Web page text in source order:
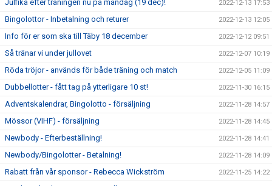
Julfika efter träningen nu på måndag (19 dec)! 2022-12-13 17:53
Bingolottor - Inbetalning och returer 2022-12-13 12:05
Info för er som ska till Täby 18 december 2022-12-12 09:51
Så tränar vi under jullovet 2022-12-07 10:19
Röda tröjor - används för både träning och match 2022-12-05 11:09
Dubbellotter - fått tag på ytterligare 10 st! 2022-11-30 16:15
Adventskalendrar, Bingolotto - försäljning 2022-11-28 14:57
Mössor (VIHF) - försäljning 2022-11-28 14:45
Newbody - Efterbeställning! 2022-11-28 14:41
Newbody/Bingolotter - Betalning! 2022-11-28 14:09
Rabatt från vår sponsor - Rebecca Wickström 2022-11-25 14:22